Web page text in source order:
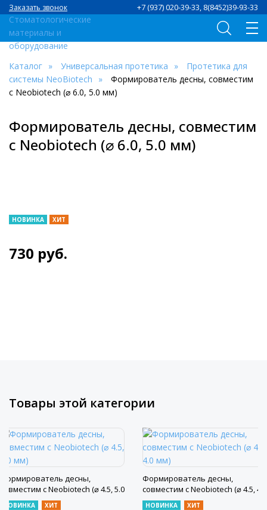
+7 (937) 020-39-33, 8(8452)39-93-33
Заказать звонок
Каталог Универсальная протетика
Протетика для
системы NeoBiotech
Формирователь десны, совместим
с Neobiotech (⌀ 6.0, 5.0 мм)
Формирователь десны, совместим
с Neobiotech (⌀ 6.0, 5.0 мм)
НОВИНКА ХИТ
730 руб.
Товары этой категории
Формирователь десны,
совместим с Neobiotech (⌀ 4.5, 5.0
мм)
НОВИНКА ХИТ
Формирователь десны,
совместим с Neobiotech (⌀ 4.5, 4.0
мм)
НОВИНКА ХИТ